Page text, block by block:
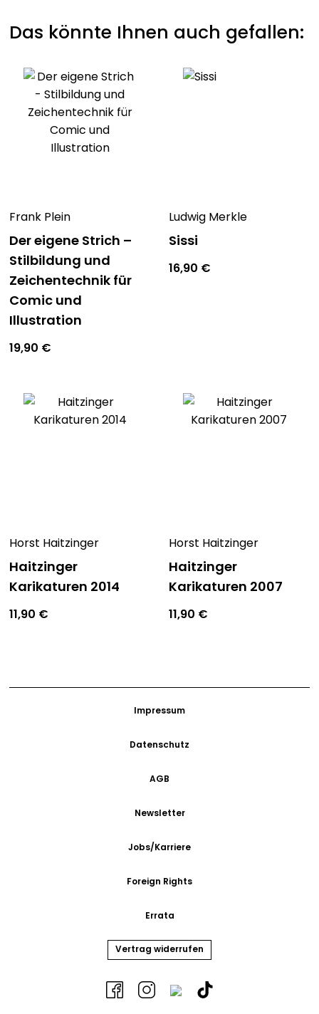
Das könnte Ihnen auch gefallen:
Frank Plein
Der eigene Strich –
Stilbildung und
Zeichentechnik für
Comic und
Illustration
19,90 €
Ludwig Merkle
Sissi
16,90 €
Horst Haitzinger
Haitzinger
Karikaturen 2014
11,90 €
Horst Haitzinger
Haitzinger
Karikaturen 2007
11,90 €
Impressum
Datenschutz
AGB
Newsletter
Jobs/Karriere
Foreign Rights
Errata
Vertrag widerrufen